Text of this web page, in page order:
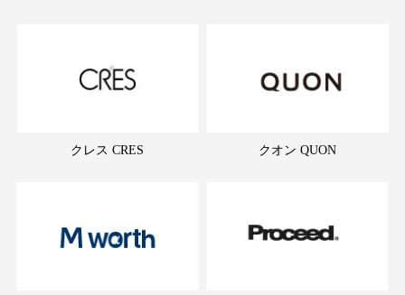
クレス CRES クオン QUON